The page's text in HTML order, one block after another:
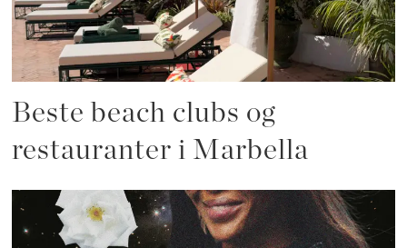
Beste beach clubs og
restauranter i Marbella